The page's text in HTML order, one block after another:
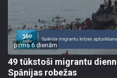
pirms 6 dienām
49 tūkstoši migrantu
Spānijas robežas